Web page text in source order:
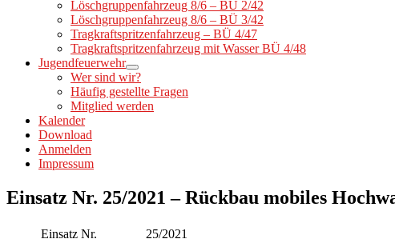
Löschgruppenfahrzeug 8/6 – BÜ 2/42
Löschgruppenfahrzeug 8/6 – BÜ 3/42
Tragkraftspritzenfahrzeug – BÜ 4/47
Tragkraftspritzenfahrzeug mit Wasser BÜ 4/48
Jugendfeuerwehr
Wer sind wir?
Häufig gestellte Fragen
Mitglied werden
Kalender
Download
Anmelden
Impressum
Einsatz Nr. 25/2021 – Rückbau mobiles
Einsatz Nr.
25/2021